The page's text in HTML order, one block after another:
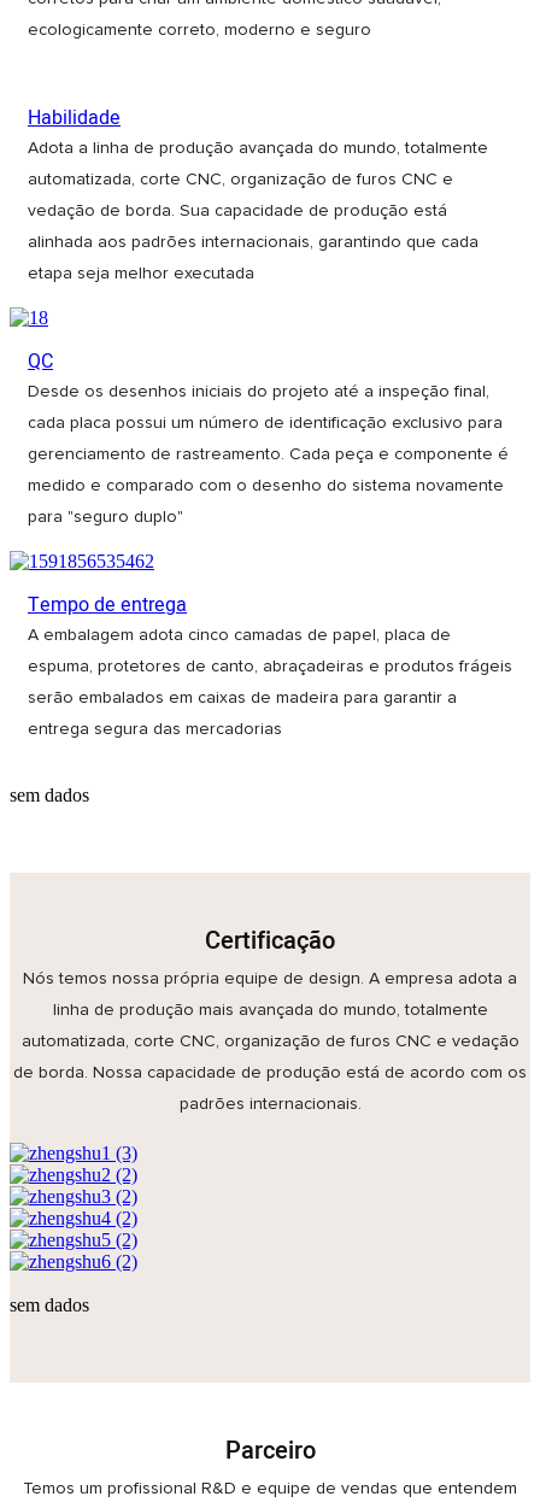
ecologicamente correto, moderno e seguro
Habilidade
Adota a linha de produção avançada do mundo, totalmente
automatizada, corte CNC, organização de furos CNC e
vedação de borda. Sua capacidade de produção está
alinhada aos padrões internacionais, garantindo que cada
etapa seja melhor executada
QC
Desde os desenhos iniciais do projeto até a inspeção final,
cada placa possui um número de identificação exclusivo para
gerenciamento de rastreamento. Cada peça e componente é
medido e comparado com o desenho do sistema novamente
para "seguro duplo"
Tempo de entrega
A embalagem adota cinco camadas de papel, placa de
espuma, protetores de canto, abraçadeiras e produtos frágeis
serão embalados em caixas de madeira para garantir a
entrega segura das mercadorias
sem dados
Certificação
Nós temos nossa própria equipe de design. A empresa adota a
linha de produção mais avançada do mundo, totalmente
automatizada, corte CNC, organização de furos CNC e vedação
de borda. Nossa capacidade de produção está de acordo com os
padrões internacionais.
sem dados
Parceiro
Temos um profissional R&D e equipe de vendas que entendem